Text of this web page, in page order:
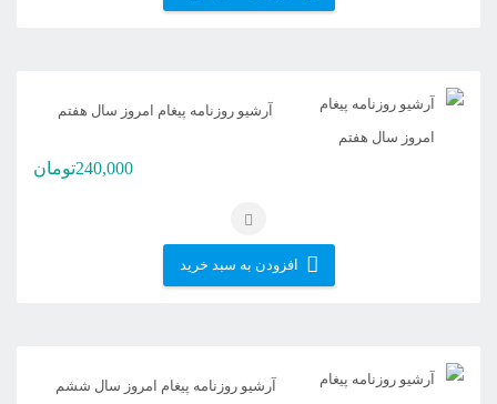
آرشیو روزنامه پیغام امروز سال هفتم
240,000تومان
افزودن به سبد خرید
آرشیو روزنامه پیغام امروز سال ششم